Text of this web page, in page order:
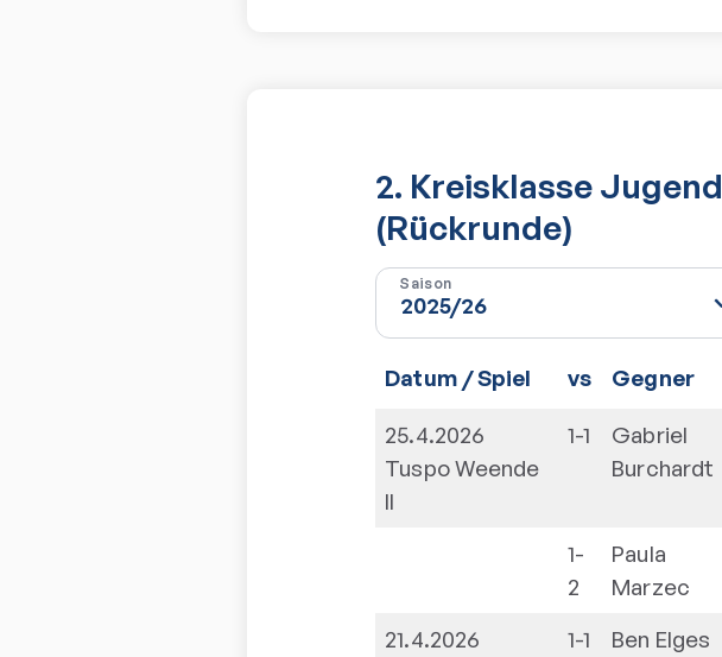
2. Kreisklasse
(Rückrunde)
Saison
Datum / Spiel vs Gegner
25.4.2026
Tuspo Weende
II
1-1
Gabriel
Burchardt
1-
2
Paula
Marzec
21.4.2026
1-1 Ben Elges